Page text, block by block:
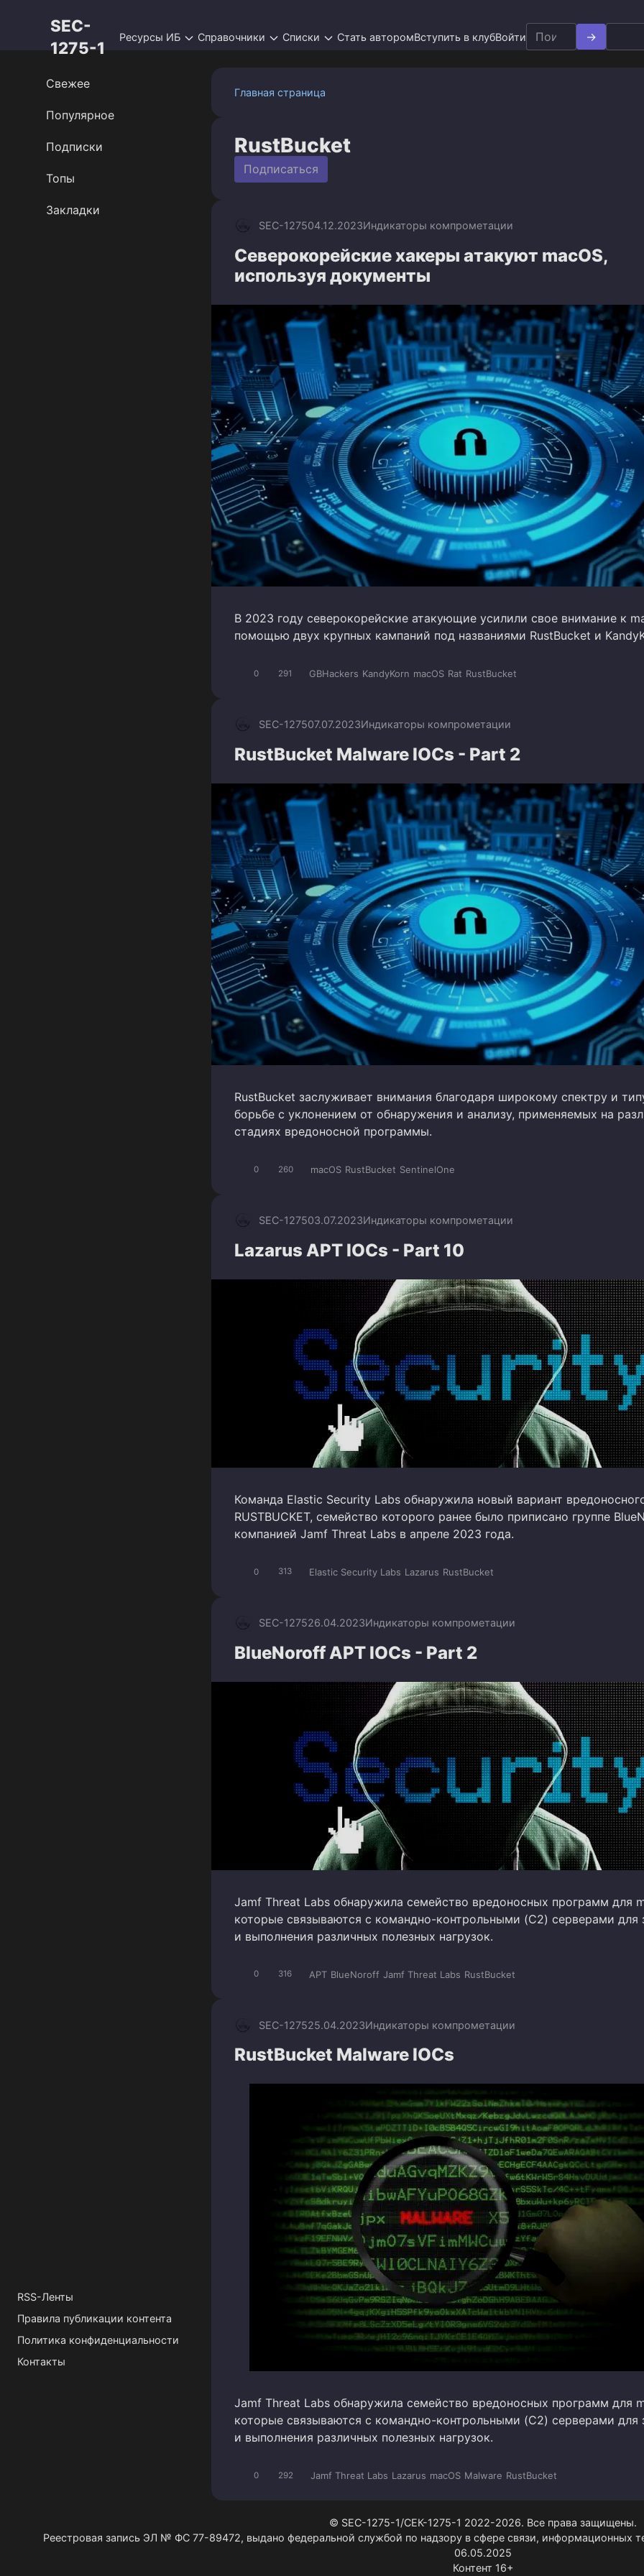
SEC-
1275-1
Ресурсы ИБ Справочники Списки Стать авторомВступить в клубВойти
Search
for:
Главная страница
RustBucket
Подписаться
SEC-127504.12.2023Индикаторы компрометации
Северокорейские хакеры атакуют macOS,
используя документы
В 2023 году северокорейские атакующие усилили свое внимание к
помощью двух крупных кампаний под названиями RustBucket и
0 291 GBHackers KandyKorn macOS Rat RustBucket
SEC-127507.07.2023Индикаторы компрометации
RustBucket Malware IOCs - Part 2
RustBucket заслуживает внимания благодаря широкому спектру и
борьбе с уклонением от обнаружения и анализу, применяемых на
стадиях вредоносной программы.
0 260 macOS RustBucket SentinelOne
SEC-127503.07.2023Индикаторы компрометации
Lazarus APT IOCs - Part 10
Команда Elastic Security Labs обнаружила новый вариант
RUSTBUCKET, семейство которого ранее было приписано группе
компанией Jamf Threat Labs в апреле 2023 года.
0 313 Elastic Security Labs Lazarus RustBucket
SEC-127526.04.2023Индикаторы компрометации
BlueNoroff APT IOCs - Part 2
Jamf Threat Labs обнаружила семейство вредоносных программ для
которые связываются с командно-контрольными (C2) серверами для
и выполнения различных полезных нагрузок.
0 316 APT BlueNoroff Jamf Threat Labs RustBucket
SEC-127525.04.2023Индикаторы компрометации
RustBucket Malware IOCs
Jamf Threat Labs обнаружила семейство вредоносных программ для
которые связываются с командно-контрольными (C2) серверами для
и выполнения различных полезных нагрузок.
0 292 Jamf Threat Labs Lazarus macOS Malware RustBucket
Свежее
Популярное
Подписки
Топы
Закладки
RSS-Ленты
Правила публикации контента
Политика конфиденциальности
Контакты
© SEC-1275-1/СЕК-1275-1 2022-2026. Все права защищены.
Реестровая запись ЭЛ № ФС 77-89472, выдано федеральной службой по надзору в сфере связи, информационных
06.05.2025
Контент 16+